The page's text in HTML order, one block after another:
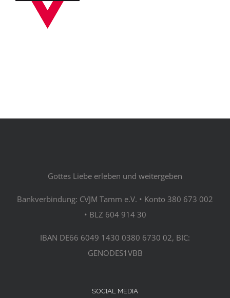
Gottes Liebe erleben und weitergeben
Bankverbindung: CVJM Tamm e.V. • Konto 380 673 002
• BLZ 604 914 30
IBAN DE66 6049 1430 0380 6730 02, BIC:
GENODES1VBB
SOCIAL MEDIA